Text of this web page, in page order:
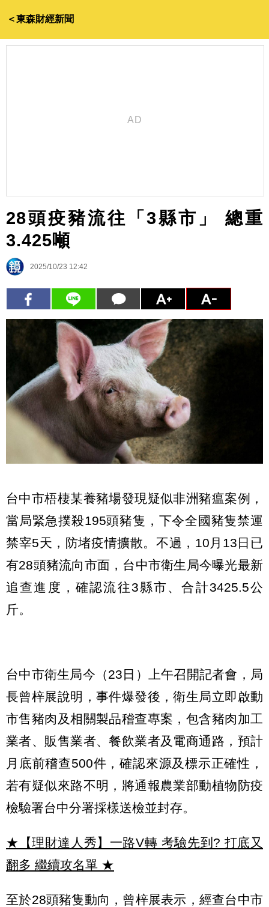
＜東森財經新聞
28頭疫豬流往「3縣市」 總重
3.425噸
2025/10/23 12:42
台中市梧棲某養豬場發現疑似非洲豬瘟案例，
當局緊急撲殺195頭豬隻，下令全國豬隻禁運
禁宰5天，防堵疫情擴散。不過，10月13日已
有28頭豬流向市面，台中市衛生局今曝光最新
追查進度，確認流往3縣市、合計3425.5公
斤。
台中市衛生局今（23日）上午召開記者會，局
長曾梓展說明，事件爆發後，衛生局立即啟動
市售豬肉及相關製品稽查專案，包含豬肉加工
業者、販售業者、餐飲業者及電商通路，預計
月底前稽查500件，確認來源及標示正確性，
若有疑似來路不明，將通報農業部動植物防疫
檢驗署台中分署採樣送檢並封存。
★【理財達人秀】一路V轉 考驗先到? 打底又
翻多 繼續攻名單 ★
至於28頭豬隻動向，曾梓展表示，經查台中市